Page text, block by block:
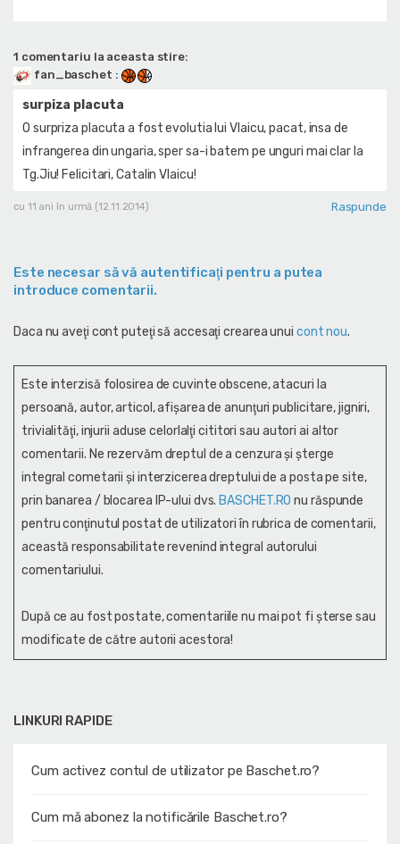
LINKURI RAPIDE
Cum activez contul de utilizator pe Baschet.ro?
Cum mă abonez la notificările Baschet.ro?
1 comentariu la aceasta stire:
fan_baschet :
surpiza placuta
O surpriza placuta a fost evolutia lui Vlaicu, pacat, insa de
infrangerea din ungaria, sper sa-i batem pe unguri mai clar la
Tg.Jiu! Felicitari, Catalin Vlaicu!
cu 11 ani în urmă (12.11.2014) Raspunde
Este necesar să vă autentificaţi pentru a putea
introduce comentarii.
Daca nu aveţi cont puteţi să accesaţi crearea unui cont nou.
Este interzisă folosirea de cuvinte obscene, atacuri la
persoană, autor, articol, afişarea de anunţuri publicitare, jigniri,
trivialităţi, injurii aduse celorlalţi cititori sau autori ai altor
comentarii. Ne rezervăm dreptul de a cenzura și şterge
integral cometarii și interzicerea dreptului de a posta pe site,
prin banarea / blocarea IP-ului dvs. BASCHET.RO nu răspunde
pentru conţinutul postat de utilizatori în rubrica de comentarii,
această responsabilitate revenind integral autorului
comentariului.
După ce au fost postate, comentariile nu mai pot fi șterse sau
modificate de către autorii acestora!